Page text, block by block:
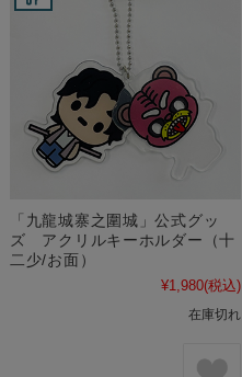
「九龍城寨之圍城」公式グッ
ズ アクリルキーホルダー（十
二少/お面）
¥1,980(税込)
在庫切れ